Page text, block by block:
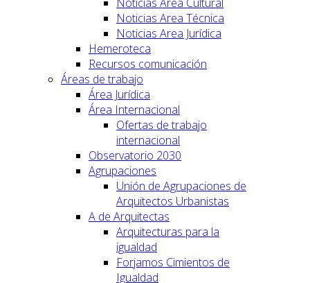
Noticias Area Técnica
Noticias Area Jurídica
Hemeroteca
Recursos comunicación
Áreas de trabajo
Área Jurídica
Área Internacional
Ofertas de trabajo
internacional
Observatorio 2030
Agrupaciones
Unión de Agrupaciones de
Arquitectos Urbanistas
A de Arquitectas
Arquitecturas para la
igualdad
Forjamos Cimientos de
Igualdad